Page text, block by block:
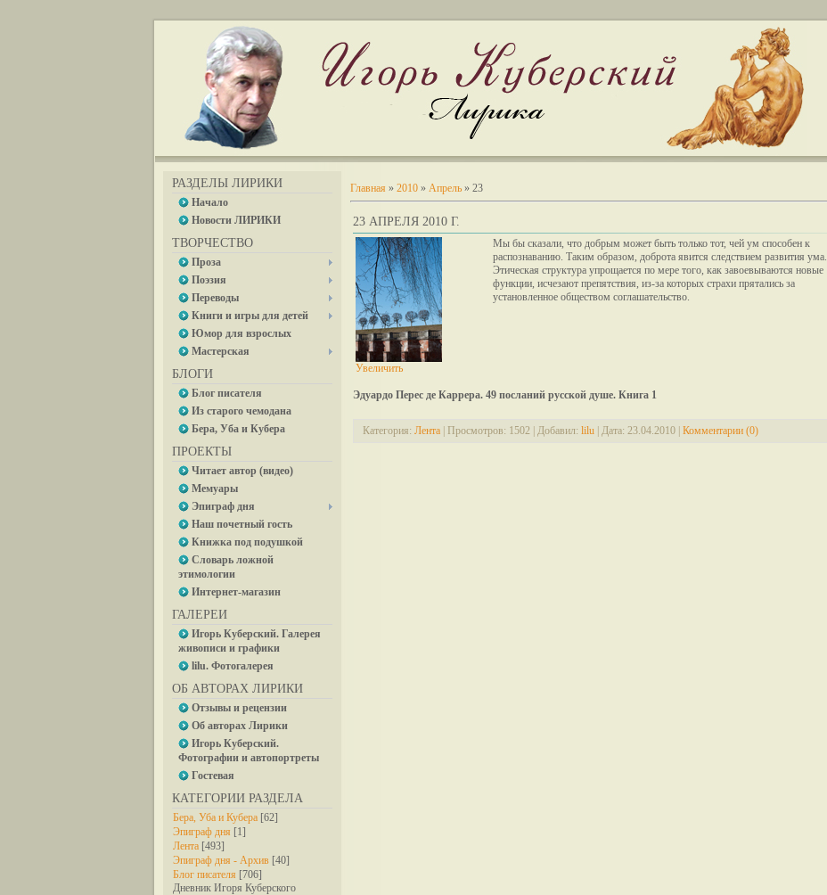
РАЗДЕЛЫ ЛИРИКИ
Начало
Новости ЛИРИКИ
ТВОРЧЕСТВО
Проза
Поэзия
Переводы
Книги и игры для детей
Юмор для взрослых
Мастерская
БЛОГИ
Блог писателя
Из старого чемодана
Бера, Уба и Кубера
ПРОЕКТЫ
Читает автор (видео)
Мемуары
Эпиграф дня
Наш почетный гость
Книжка под подушкой
Словарь ложной
этимологии
Интернет-магазин
ГАЛЕРЕИ
Игорь Куберский. Галерея
живописи и графики
lilu. Фотогалерея
ОБ АВТОРАХ ЛИРИКИ
Отзывы и рецензии
Об авторах Лирики
Игорь Куберский.
Фотографии и автопортреты
Гостевая
КАТЕГОРИИ РАЗДЕЛА
Бера, Уба и Кубера [62]
Эпиграф дня [1]
Лента [493]
Эпиграф дня - Архив [40]
Блог писателя [706]
Дневник Игоря Куберского
Главная » 2010 » Апрель » 23
23 АПРЕЛЯ 2010 Г.
Увеличить
Мы бы сказали, что добрым может быть только тот, чей ум способен к
распознаванию. Таким образом, доброта явится следствием развития ума.
Этическая структура упрощается по мере того, как завоевываются новые
функции, исчезают препятствия, из-за которых страхи прятались за
установленное обществом соглашательство.
Эдуардо Перес де Каррера. 49 посланий русской душе. Книга 1
Категория: Лента Просмотров: 1502 Добавил: lilu Дата: 23.04.2010 Комментарии (0)